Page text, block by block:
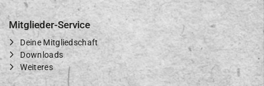
Mitglieder-Service
Deine Mitgliedschaft
Downloads
Weiteres